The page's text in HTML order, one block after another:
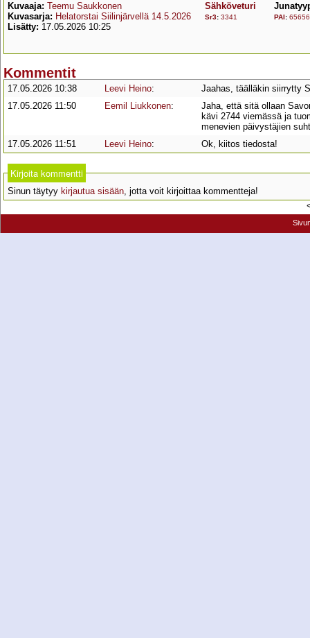
Kuvaaja: Teemu Saukkonen
Kuvasarja: Helatorstai Siilinjärvellä 14.5.2026
Lisätty: 17.05.2026 10:25
Sähköveturi
Sr3: 3341 PAI: 65656
Kommentit
17.05.2026 10:38 Leevi Heino:
Jaahas, täälläkin siirrytty
17.05.2026 11:50
Eemil Liukkonen:
Jaha, että sitä ollaan
kävi 2744 viemässä ja
menevien päivystäjien
17.05.2026 11:51
Leevi Heino: Ok, kiitos tiedosta!
Kirjoita kommentti
Sinun täytyy kirjautua sisään, jotta voit kirjoittaa kommentteja!